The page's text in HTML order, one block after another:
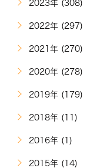
2023年 (308)
2022年 (297)
2021年 (270)
2020年 (278)
2019年 (179)
2018年 (11)
2016年 (1)
2015年 (14)